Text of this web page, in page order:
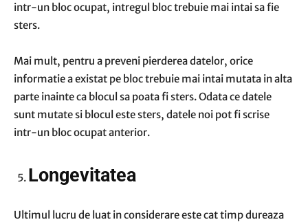
intr-un bloc ocupat, intregul bloc trebuie mai intai sa fie
sters.
Mai mult, pentru a preveni pierderea datelor, orice
informatie a existat pe bloc trebuie mai intai mutata in alta
parte inainte ca blocul sa poata fi sters. Odata ce datele
sunt mutate si blocul este sters, datele noi pot fi scrise
intr-un bloc ocupat anterior.
Longevitatea
Ultimul lucru de luat in considerare este cat timp dureaza